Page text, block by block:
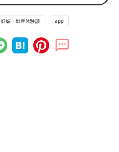
みで何が何だかわからないまま終
目、三人目ともなるとママにも余
妊娠・出産体験談 app